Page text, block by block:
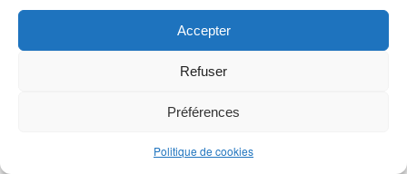
Accepter
Refuser
Préférences
Politique de cookies